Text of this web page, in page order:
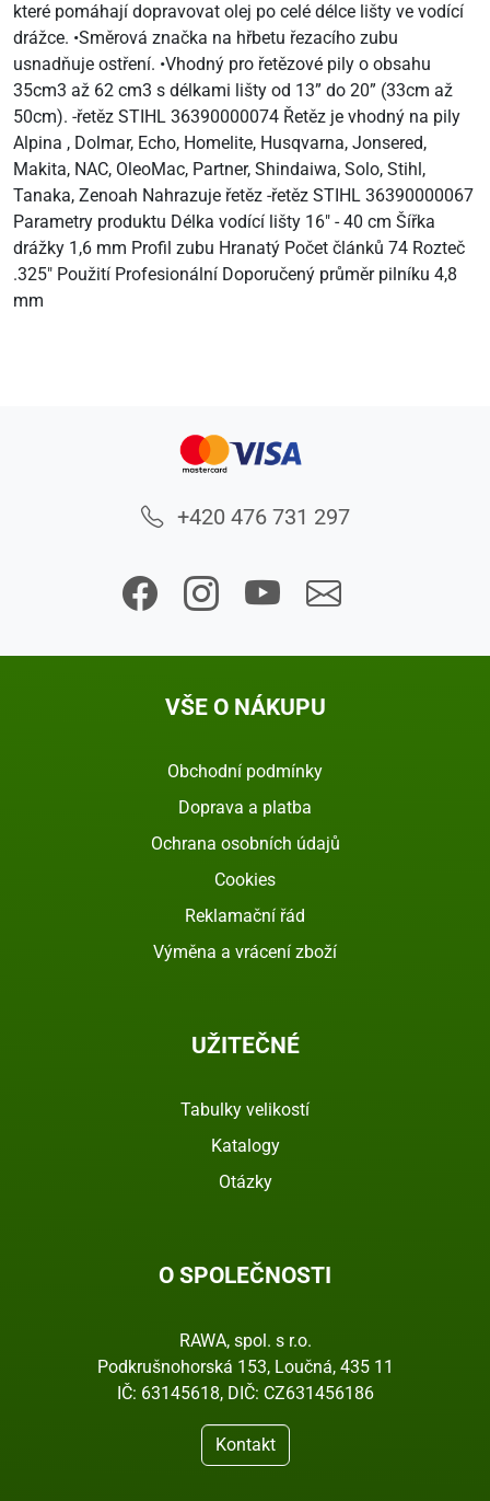
které pomáhají dopravovat olej po celé délce lišty ve vodící
drážce. •Směrová značka na hřbetu řezacího zubu
usnadňuje ostření. •Vhodný pro řetězové pily o obsahu
35cm3 až 62 cm3 s délkami lišty od 13” do 20” (33cm až
50cm). -řetěz STIHL 36390000074 Řetěz je vhodný na pily
Alpina , Dolmar, Echo, Homelite, Husqvarna, Jonsered,
Makita, NAC, OleoMac, Partner, Shindaiwa, Solo, Stihl,
Tanaka, Zenoah Nahrazuje řetěz -řetěz STIHL 36390000067
Parametry produktu Délka vodící lišty 16" - 40 cm Šířka
drážky 1,6 mm Profil zubu Hranatý Počet článků 74 Rozteč
.325" Použití Profesionální Doporučený průměr pilníku 4,8
mm
+420 476 731 297
VŠE O NÁKUPU
Obchodní podmínky
Doprava a platba
Ochrana osobních údajů
Cookies
Reklamační řád
Výměna a vrácení zboží
UŽITEČNÉ
Tabulky velikostí
Katalogy
Otázky
O SPOLEČNOSTI
RAWA, spol. s r.o.
Podkrušnohorská 153, Loučná, 435 11
IČ: 63145618, DIČ: CZ631456186
Kontakt